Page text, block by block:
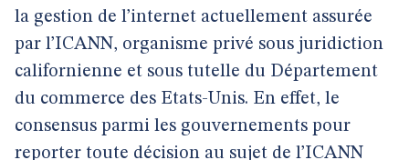
la gestion de l’internet actuellement assurée
par l’ICANN, organisme privé sous juridiction
californienne et sous tutelle du Département
du commerce des Etats-Unis. En effet, le
consensus parmi les gouvernements pour
reporter toute décision au sujet de l’ICANN